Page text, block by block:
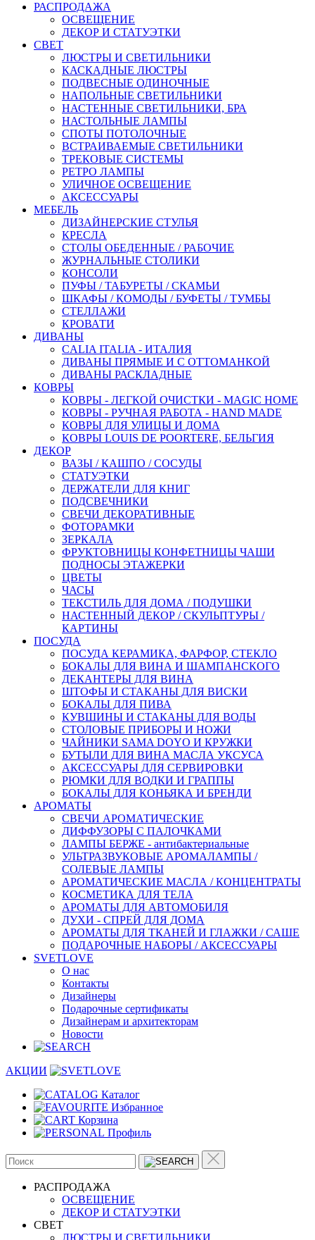
РАСПРОДАЖА
ОСВЕЩЕНИЕ
ДЕКОР И СТАТУЭТКИ
CВЕТ
ЛЮСТРЫ И СВЕТИЛЬНИКИ
КАСКАДНЫЕ ЛЮСТРЫ
ПОДВЕСНЫЕ ОДИНОЧНЫЕ
НАПОЛЬНЫЕ СВЕТИЛЬНИКИ
НАСТЕННЫЕ СВЕТИЛЬНИКИ, БРА
НАСТОЛЬНЫЕ ЛАМПЫ
СПОТЫ ПОТОЛОЧНЫЕ
ВСТРАИВАЕМЫЕ СВЕТИЛЬНИКИ
ТРЕКОВЫЕ СИСТЕМЫ
РЕТРО ЛАМПЫ
УЛИЧНОЕ ОСВЕЩЕНИЕ
АКСЕССУАРЫ
МЕБЕЛЬ
ДИЗАЙНЕРСКИЕ СТУЛЬЯ
КРЕСЛА
СТОЛЫ ОБЕДЕННЫЕ / РАБОЧИЕ
ЖУРНАЛЬНЫЕ СТОЛИКИ
КОНСОЛИ
ПУФЫ / ТАБУРЕТЫ / СКАМЬИ
ШКАФЫ / КОМОДЫ / БУФЕТЫ / ТУМБЫ
СТЕЛЛАЖИ
КРОВАТИ
ДИВАНЫ
CALIA ITALIA - ИТАЛИЯ
ДИВАНЫ ПРЯМЫЕ И С ОТТОМАНКОЙ
ДИВАНЫ РАСКЛАДНЫЕ
КОВРЫ
КОВРЫ - ЛЕГКОЙ ОЧИСТКИ - MAGIC HOME
КОВРЫ - РУЧНАЯ РАБОТА - HAND MADE
КОВРЫ ДЛЯ УЛИЦЫ И ДОМА
КОВРЫ LOUIS DE POORTERE, БЕЛЬГИЯ
ДЕКОР
ВАЗЫ / КАШПО / СОСУДЫ
СТАТУЭТКИ
ДЕРЖАТЕЛИ ДЛЯ КНИГ
ПОДСВЕЧНИКИ
СВЕЧИ ДЕКОРАТИВНЫЕ
ФОТОРАМКИ
ЗЕРКАЛА
ФРУКТОВНИЦЫ КОНФЕТНИЦЫ ЧАШИ
ПОДНОСЫ ЭТАЖЕРКИ
ЦВЕТЫ
ЧАСЫ
ТЕКСТИЛЬ ДЛЯ ДОМА / ПОДУШКИ
НАСТЕННЫЙ ДЕКОР / СКУЛЬПТУРЫ /
КАРТИНЫ
ПОСУДА
ПОСУДА КЕРАМИКА, ФАРФОР, СТЕКЛО
БОКАЛЫ ДЛЯ ВИНА И ШАМПАНСКОГО
ДЕКАНТЕРЫ ДЛЯ ВИНА
ШТОФЫ И СТАКАНЫ ДЛЯ ВИСКИ
БОКАЛЫ ДЛЯ ПИВА
КУВШИНЫ И СТАКАНЫ ДЛЯ ВОДЫ
СТОЛОВЫЕ ПРИБОРЫ И НОЖИ
ЧАЙНИКИ SAMA DOYO И КРУЖКИ
БУТЫЛИ ДЛЯ ВИНА МАСЛА УКСУСА
АКСЕССУАРЫ ДЛЯ СЕРВИРОВКИ
РЮМКИ ДЛЯ ВОДКИ И ГРАППЫ
БОКАЛЫ ДЛЯ КОНЬЯКА И БРЕНДИ
АРОМАТЫ
СВЕЧИ АРОМАТИЧЕСКИЕ
ДИФФУЗОРЫ С ПАЛОЧКАМИ
ЛАМПЫ БЕРЖЕ - антибактериальные
УЛЬТРАЗВУКОВЫЕ АРОМАЛАМПЫ /
СОЛЕВЫЕ ЛАМПЫ
АРОМАТИЧЕСКИЕ МАСЛА / КОНЦЕНТРАТЫ
КОСМЕТИКА ДЛЯ ТЕЛА
АРОМАТЫ ДЛЯ АВТОМОБИЛЯ
ДУХИ - СПРЕЙ ДЛЯ ДОМА
АРОМАТЫ ДЛЯ ТКАНЕЙ И ГЛАЖКИ / САШЕ
ПОДАРОЧНЫЕ НАБОРЫ / АКСЕССУАРЫ
SVETLOVE
О нас
Контакты
Дизайнеры
Подарочные сертификаты
Дизайнерам и архитекторам
Новости
АКЦИИ
Каталог
Избранное
Корзина
Профиль
РАСПРОДАЖА
ОСВЕЩЕНИЕ
ДЕКОР И СТАТУЭТКИ
CВЕТ
ЛЮСТРЫ И СВЕТИЛЬНИКИ